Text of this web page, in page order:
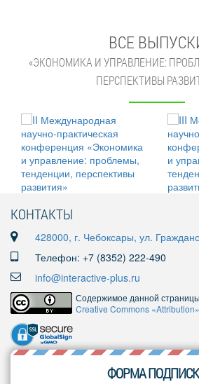
ВСЕ
«ЭКОНОМИКА И УПРАВЛЕНИЕ:
ПЕРСПЕКТИВЫ
КОНТАКТЫ
428000, г. Чебоксары, ул.
Телефон: +7 (8352) 222-490
info@interactive-plus.ru
Содержимое данной
Creative Commons
ФОРМА